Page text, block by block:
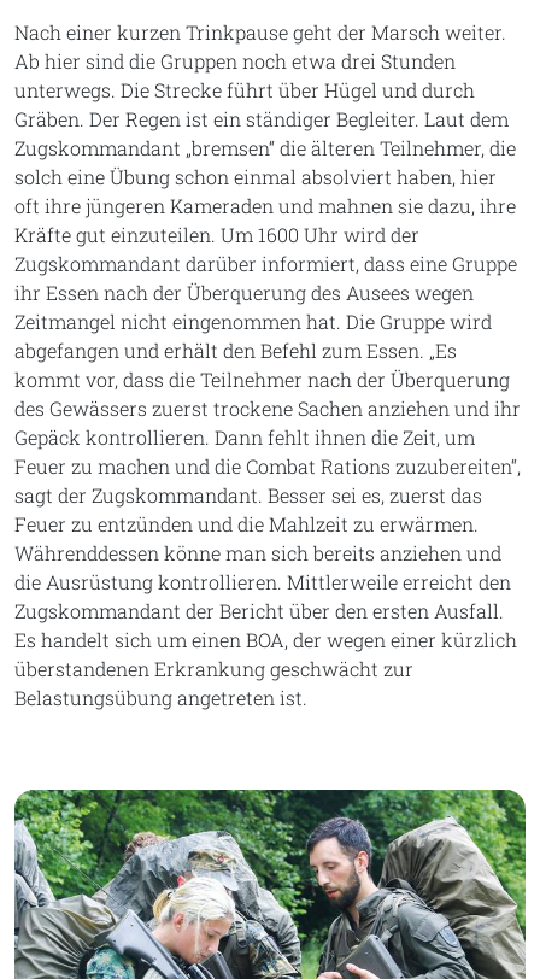
Nach einer kurzen Trinkpause geht der Marsch weiter.
Ab hier sind die Gruppen noch etwa drei Stunden
unterwegs. Die Strecke führt über Hügel und durch
Gräben. Der Regen ist ein ständiger Begleiter. Laut dem
Zugskommandant „bremsen“ die älteren Teilnehmer, die
solch eine Übung schon einmal absolviert haben, hier
oft ihre jüngeren Kameraden und mahnen sie dazu, ihre
Kräfte gut einzuteilen. Um 1600 Uhr wird der
Zugskommandant darüber informiert, dass eine Gruppe
ihr Essen nach der Überquerung des Ausees wegen
Zeitmangel nicht eingenommen hat. Die Gruppe wird
abgefangen und erhält den Befehl zum Essen. „Es
kommt vor, dass die Teilnehmer nach der Überquerung
des Gewässers zuerst trockene Sachen anziehen und ihr
Gepäck kontrollieren. Dann fehlt ihnen die Zeit, um
Feuer zu machen und die Combat Rations zuzubereiten“,
sagt der Zugskommandant. Besser sei es, zuerst das
Feuer zu entzünden und die Mahlzeit zu erwärmen.
Währenddessen könne man sich bereits anziehen und
die Ausrüstung kontrollieren. Mittlerweile erreicht den
Zugskommandant der Bericht über den ersten Ausfall.
Es handelt sich um einen BOA, der wegen einer kürzlich
überstandenen Erkrankung geschwächt zur
Belastungsübung angetreten ist.